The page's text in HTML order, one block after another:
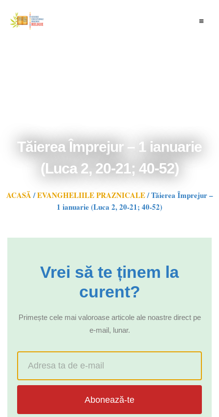
content
Tăierea Împrejur – 1 ianuarie
(Luca 2, 20-21; 40-52)
ACASĂ/EVANGHELIILE PRAZNICALE/Tăierea Împrejur –
1 ianuarie (Luca 2, 20-21; 40-52)
Vrei să te ținem la
curent?
Primește cele mai valoroase articole ale noastre direct pe
e-mail, lunar.
Abonează-te